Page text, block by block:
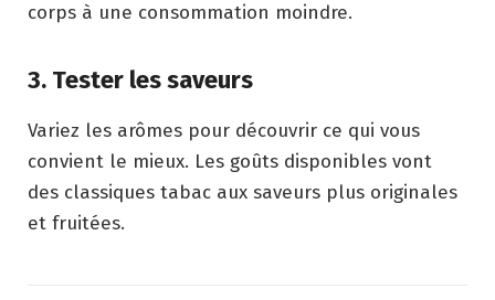
corps à une consommation moindre.
3. Tester les saveurs
Variez les arômes pour découvrir ce qui vous
convient le mieux. Les goûts disponibles vont
des classiques tabac aux saveurs plus originales
et fruitées.